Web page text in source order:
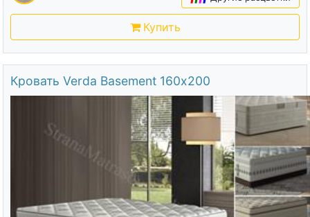
Купить
Кровать Verda Basement 160х200